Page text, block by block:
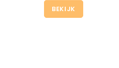
BEKIJK